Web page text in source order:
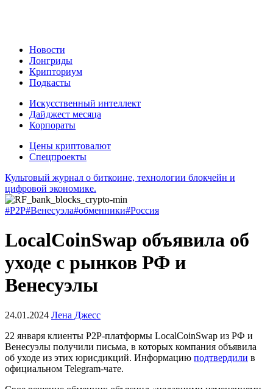
Новости
Лонгриды
Крипториум
Подкасты
Искусственный интеллект
Дайджест месяца
Корпораты
Цены криптовалют
Спецпроекты
Культовый журнал о биткоине, технологии блокчейн и
цифровой экономике.
#P2P#Венесуэла#обменники#Россия
LocalCoinSwap объявила об
уходе с рынков РФ и
Венесуэлы
24.01.2024 Лена Джесс
22 января клиенты P2P-платформы LocalCoinSwap из РФ и
Венесуэлы получили письма, в которых компания объявила
об уходе из этих юрисдикций. Информацию подтвердили в
официальном Telegram-чате.